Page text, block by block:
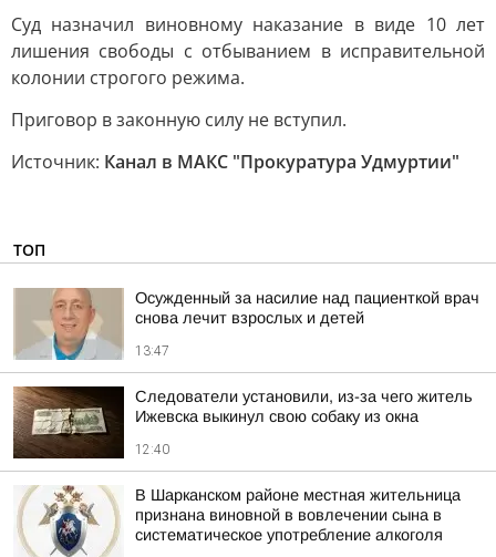
Суд назначил виновному наказание в виде 10 лет
лишения свободы с отбыванием в исправительной
колонии строгого режима.
Приговор в законную силу не вступил.
Источник: Канал в МАКС "Прокуратура Удмуртии"
ТОП
Осужденный за насилие над пациенткой врач
снова лечит взрослых и детей
13:47
Следователи установили, из-за чего житель
Ижевска выкинул свою собаку из окна
12:40
В Шарканском районе местная жительница
признана виновной в вовлечении сына в
систематическое употребление алкоголя